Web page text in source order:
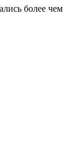
более чем